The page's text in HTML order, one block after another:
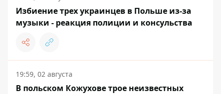
Избиение трех украинцев в Польше из-за
музыки - реакция полиции и консульства
19:59, 02 августа
В польском Кожухове трое неизвестных